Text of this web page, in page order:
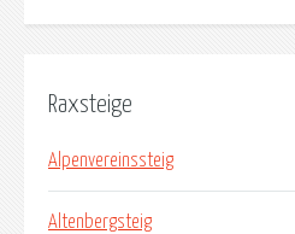
Raxsteige
Alpenvereinssteig
Altenbergsteig